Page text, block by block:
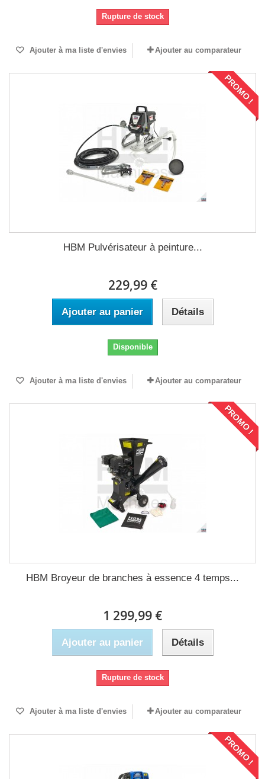
Rupture de stock
Ajouter à ma liste d'envies Ajouter au comparateur
PROMO !
HBM Pulvérisateur à peinture...
229,99 €
Ajouter au panier Détails
Disponible
Ajouter à ma liste d'envies Ajouter au comparateur
PROMO !
HBM Broyeur de branches à essence 4 temps...
1 299,99 €
Ajouter au panier Détails
Rupture de stock
Ajouter à ma liste d'envies Ajouter au comparateur
PROMO !